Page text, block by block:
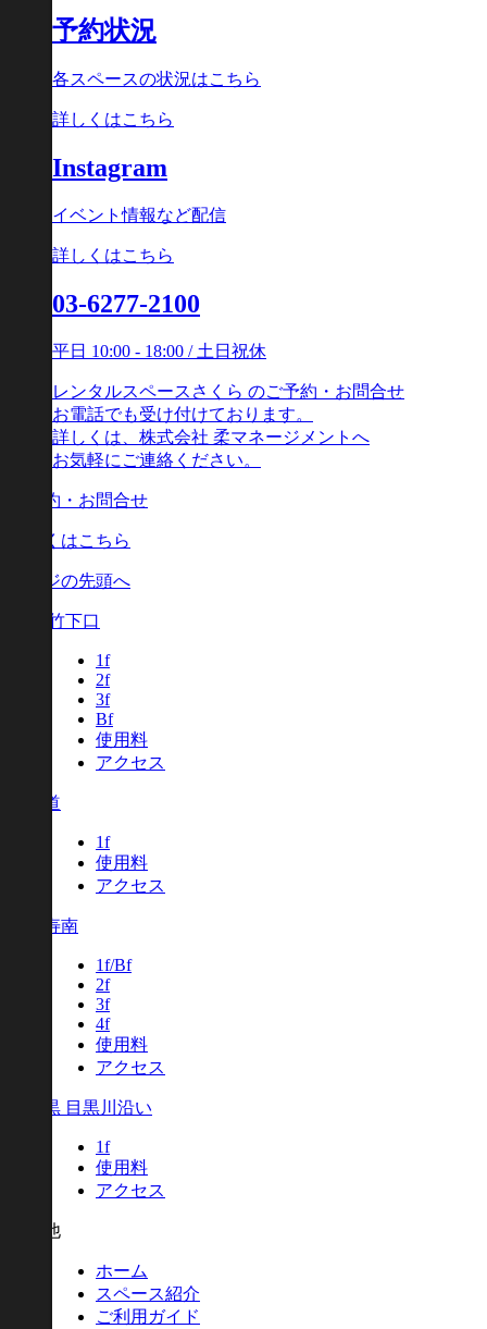
予約状況
各スペースの状況はこちら
詳しくはこちら
Instagram
イベント情報など配信
詳しくはこちら
03-6277-2100
平日 10:00 - 18:00 / 土日祝休
レンタルスペースさくら のご予約・お問合せ
お電話でも受け付けております。
詳しくは、株式会社 柔マネージメントへ
お気軽にご連絡ください。
ご予約・お問合せ
詳しくはこちら
ページの先頭へ
原宿 竹下口
1f
2f
3f
Bf
使用料
アクセス
北参道
1f
使用料
アクセス
恵比寿南
1f/Bf
2f
3f
4f
使用料
アクセス
中目黒 目黒川沿い
1f
使用料
アクセス
その他
ホーム
スペース紹介
ご利用ガイド